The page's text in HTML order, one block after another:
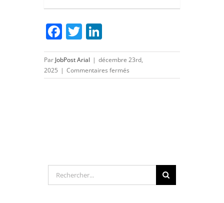
Facebook
Twitter
Par JobPost Arial | décembre 23rd,
2025 | Commentaires fermés
INGENIEUR
Rechercher: